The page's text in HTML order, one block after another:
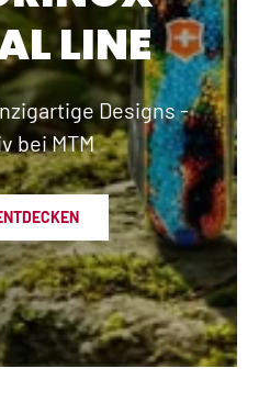
LINE
Designs -
bei MTM